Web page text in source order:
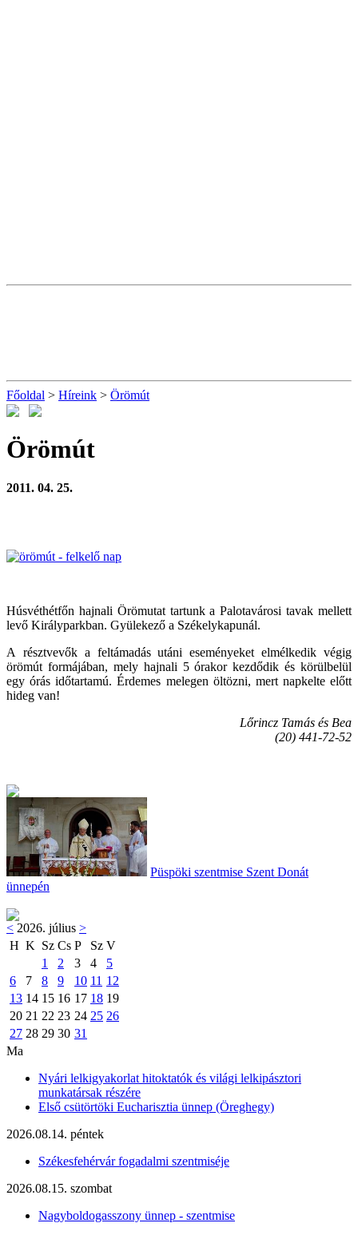
Főoldal > Híreink > Örömút
Örömút
2011. 04. 25.
Húsvéthétfőn hajnali Örömutat tartunk a Palotavárosi tavak mellett
levő Királyparkban. Gyülekező a Székelykapunál.
A résztvevők a feltámadás utáni eseményeket elmélkedik végig
örömút formájában, mely hajnali 5 órakor kezdődik és körülbelül
egy órás időtartamú. Érdemes melegen öltözni, mert napkelte előtt
hideg van!
Lőrincz Tamás és Bea
(20) 441-72-52
Püspöki szentmise Szent Donát
ünnepén
< 2026. július >
H K Sz Cs P Sz V
1
2 3 4
5
6
7 8 9 10 11 12
13 14 15 16 17 18 19
20 21 22 23 24 25 26
27 28 29 30 31
Ma
Nyári lelkigyakorlat hitoktatók és világi lelkipásztori
munkatársak részére
Első csütörtöki Eucharisztia ünnep (Öreghegy)
2026.08.14. péntek
Székesfehérvár fogadalmi szentmiséje
2026.08.15. szombat
Nagyboldogasszony ünnep - szentmise